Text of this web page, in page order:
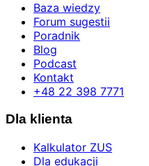
Baza wiedzy
Forum sugestii
Poradnik
Blog
Podcast
Kontakt
+48 22 398 7771
Dla klienta
Kalkulator ZUS
Dla edukacji